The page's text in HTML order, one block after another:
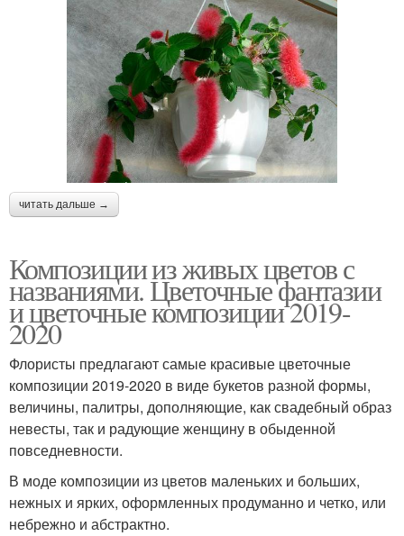
читать дальше →
Композиции из живых цветов с
названиями. Цветочные фантазии
и цветочные композиции 2019-
2020
Флористы предлагают самые красивые цветочные
композиции 2019-2020 в виде букетов разной формы,
величины, палитры, дополняющие, как свадебный образ
невесты, так и радующие женщину в обыденной
повседневности.
В моде композиции из цветов маленьких и больших,
нежных и ярких, оформленных продуманно и четко, или
небрежно и абстрактно.